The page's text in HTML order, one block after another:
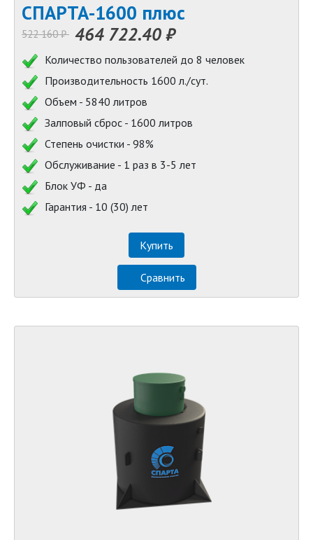
СПАРТА-1600 плюс
522 160 ₽ 464 722.40 ₽
Количество пользователей до 8 человек
Производительность 1600 л./сут.
Объем - 5840 литров
Залповый сброс - 1600 литров
Степень очистки - 98%
Обслуживание - 1 раз в 3-5 лет
Блок УФ - да
Гарантия - 10 (30) лет
Купить
Сравнить